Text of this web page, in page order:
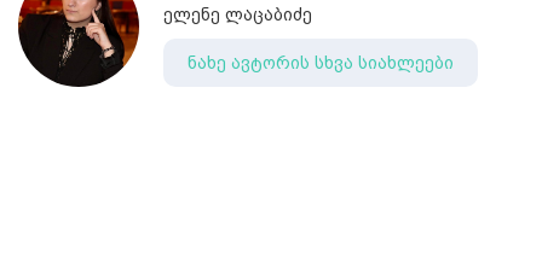
ელენე ლაცაბიძე
ნახე ავტორის სხვა სიახლეები